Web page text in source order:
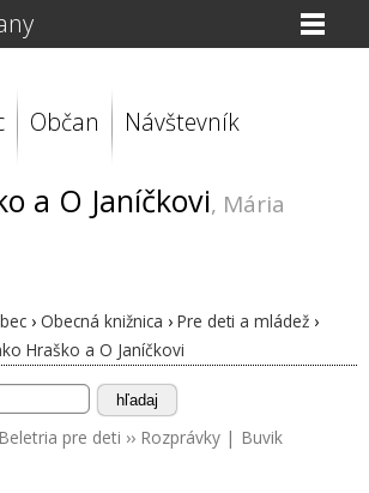
Občan Návštevník
a O Janíčkovi, Mária
› Obecná knižnica › Pre deti a mládež ›
Hraško a O Janíčkovi
hľadaj
Beletria pre deti ›› Rozprávky | Buvik